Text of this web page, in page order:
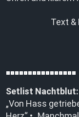
Text &
Setlist Nachtblut:
„Von Hass